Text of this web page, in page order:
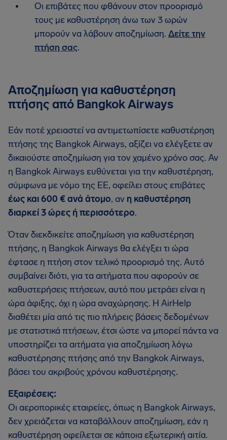
Οι επιβάτες που φθάνουν στον προορισμό
τους με καθυστέρηση άνω των 3 ωρών
μπορούν να λάβουν αποζημίωση. Δείτε την
πτήση σας.
Αποζημίωση για καθυστέρηση
πτήσης από Bangkok Airways
Εάν ποτέ χρειαστεί να αντιμετωπίσετε καθυστέρηση
πτήσης της Bangkok Airways, αξίζει να ελέγξετε αν
δικαιούστε αποζημίωση για τον χαμένο χρόνο σας. Αν
η Bangkok Airways ευθύνεται για την καθυστέρηση,
σύμφωνα με νόμο της ΕΕ, οφείλει στους επιβάτες
έως και 600 € ανά άτομο, αν η καθυστέρηση
διαρκεί 3 ώρες ή περισσότερο.
Όταν διεκδικείτε αποζημίωση για καθυστέρηση
πτήσης, η Bangkok Airways θα ελέγξει τι ώρα
έφτασε η πτήση στον τελικό προορισμό της. Αυτό
συμβαίνει διότι, για τα αιτήματα που αφορούν σε
καθυστερήσεις πτήσεων, αυτό που μετράει είναι η
ώρα άφιξης, όχι η ώρα αναχώρησης. Η AirHelp
διαθέτει μία από τις πιο πλήρεις βάσεις δεδομένων
με στατιστικά πτήσεων, έτσι ώστε να μπορεί πάντα να
υποστηρίζει τα αιτήματα για αποζημίωση λόγω
καθυστέρησης πτήσης από την Bangkok Airways,
βάσει του ακριβούς χρόνου καθυστέρησης.
Εξαιρέσεις:
Οι αεροπορικές εταιρείες, όπως η Bangkok Airways,
δεν χρειάζεται να καταβάλλουν αποζημίωση, εάν η
καθυστέρηση οφείλεται σε κάποια εξωτερική αιτία.